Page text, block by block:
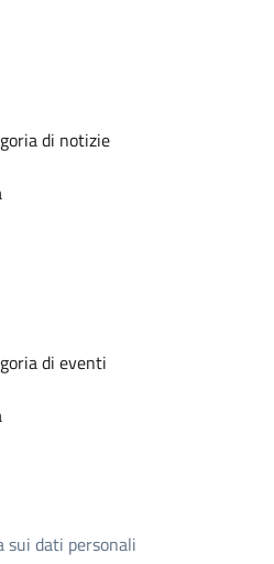
di notizie
di eventi
dati personali